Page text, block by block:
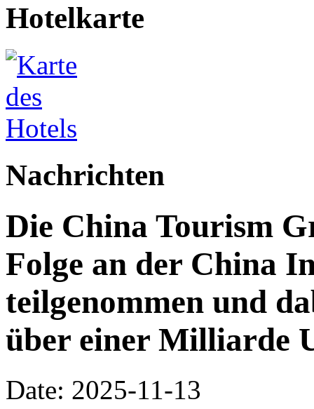
Hotelkarte
Nachrichten
Die China Tourism
Folge an der China
teilgenommen und
über einer Milliarde
Date: 2025-11-13